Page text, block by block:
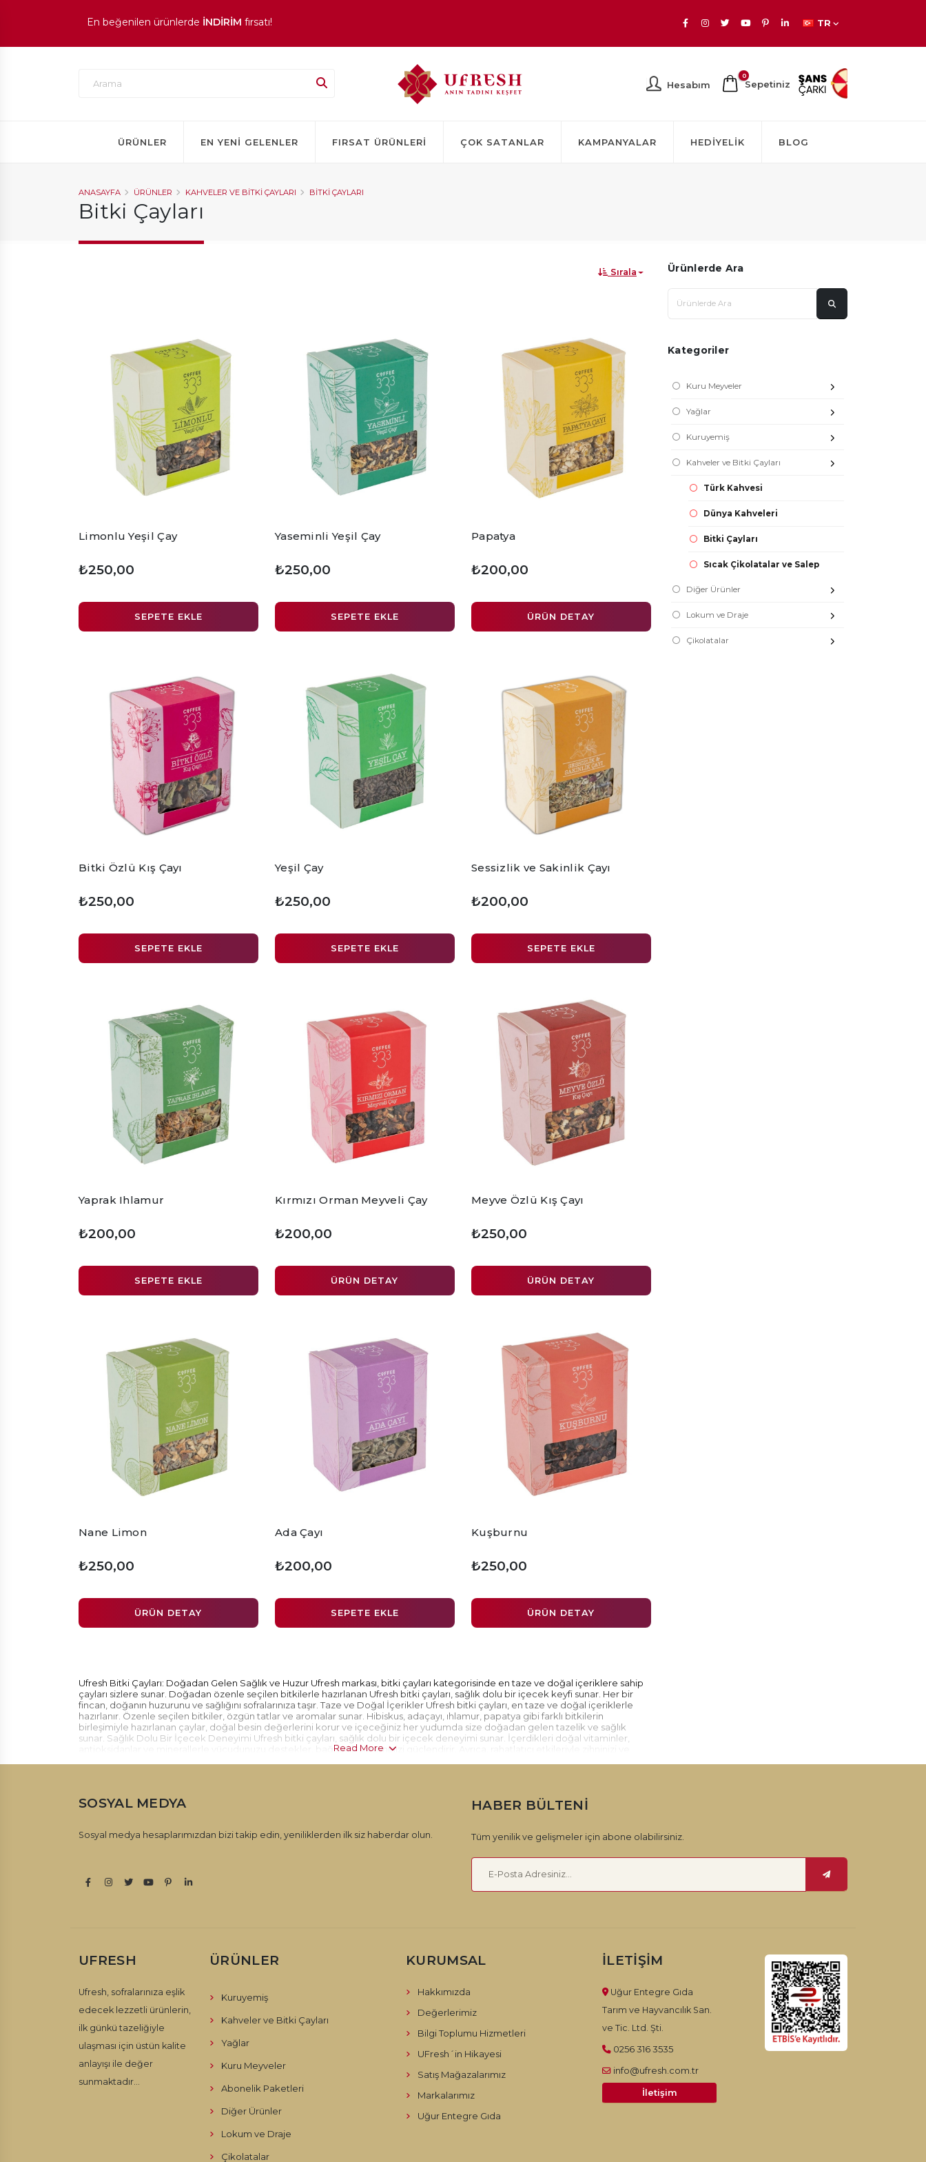
1.000 TL ve üzeri siparişlerinizde KARGO ÜCRETSİZ!
En beğenilen ürünlerdeİNDİRİMfırsatı!
TR
Hesabım
0
Sepetiniz
ÜRÜNLER EN YENI GELENLER FIRSAT ÜRÜNLERI ÇOK SATANLAR KAMPANYALAR HEDIYELIK BLOG
ANASAYFA ÜRÜNLER KAHVELER VE BITKI ÇAYLARI BITKI ÇAYLARI
Bitki Çayları
Sırala
Limonlu Yeşil Çay
₺250,00
SEPETE EKLE
Yaseminli Yeşil Çay
₺250,00
SEPETE EKLE
Papatya
₺200,00
ÜRÜN DETAY
Bitki Özlü Kış Çayı
₺250,00
SEPETE EKLE
Yeşil Çay
₺250,00
SEPETE EKLE
Sessizlik ve Sakinlik Çayı
₺200,00
SEPETE EKLE
Yaprak Ihlamur
₺200,00
SEPETE EKLE
Kırmızı Orman Meyveli Çay
₺200,00
ÜRÜN DETAY
Meyve Özlü Kış Çayı
₺250,00
ÜRÜN DETAY
Nane Limon
₺250,00
ÜRÜN DETAY
Ada Çayı
₺200,00
SEPETE EKLE
Kuşburnu
₺250,00
ÜRÜN DETAY
Ufresh Bitki Çayları: Doğadan Gelen Sağlık ve Huzur Ufresh markası, bitki çayları kategorisinde en taze ve doğal içeriklere sahip
çayları sizlere sunar. Doğadan özenle seçilen bitkilerle hazırlanan Ufresh bitki çayları, sağlık dolu bir içecek keyfi sunar. Her bir
fincan, doğanın huzurunu ve sağlığını sofralarınıza taşır. Taze ve Doğal İçerikler Ufresh bitki çayları, en taze ve doğal içeriklerle
hazırlanır. Özenle seçilen bitkiler, özgün tatlar ve aromalar sunar. Hibiskus, adaçayı, ıhlamur, papatya gibi farklı bitkilerin
birleşimiyle hazırlanan çaylar, doğal besin değerlerini korur ve içeceğiniz her yudumda size doğadan gelen tazelik ve sağlık
sunar. Sağlık Dolu Bir İçecek Deneyimi Ufresh bitki çayları, sağlık dolu bir içecek deneyimi sunar. İçerdikleri doğal vitaminler,
antioksidanlar ve minerallerle vücudunuzu destekler, bağışıklık sisteminizi güçlendirir. Ayrıca, rahatlatıcı etkileriyle zihninizi ve
buluştururken sağlık dolu bir içecek deneyimi sunar.
Read More
Ürünlerde Ara
Kategoriler
Kuru Meyveler
Yağlar
Kuruyemiş
Kahveler ve Bitki Çayları
Türk Kahvesi
Dünya Kahveleri
Bitki Çayları
Sıcak Çikolatalar ve Salep
Diğer Ürünler
Lokum ve Draje
Çikolatalar
SOSYAL MEDYA
Sosyal medya hesaplarımızdan bizi takip edin, yeniliklerden ilk siz haberdar olun.
HABER BÜLTENI
Tüm yenilik ve gelişmeler için abone olabilirsiniz.
UFRESH
Ufresh, sofralarınıza eşlik
edecek lezzetli ürünlerin,
ilk günkü tazeliğiyle
ulaşması için üstün kalite
anlayışı ile değer
sunmaktadır...
ÜRÜNLER
Kuruyemiş
Kahveler ve Bitki Çayları
Yağlar
Kuru Meyveler
Abonelik Paketleri
Diğer Ürünler
Lokum ve Draje
Çikolatalar
KURUMSAL
Hakkımızda
Değerlerimiz
Bilgi Toplumu Hizmetleri
UFresh´in Hikayesi
Satış Mağazalarımız
Markalarımız
Uğur Entegre Gıda
İLETIŞIM
Uğur Entegre Gıda
Tarım ve Hayvancılık San.
ve Tic. Ltd. Şti.
0256 316 3535
info@ufresh.com.tr
İletişim